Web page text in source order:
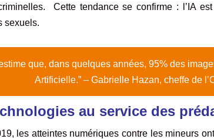
Cette tendance se confirme : l’IA
sexuels.
que, dans quelques années, 95% des
Artificielle.”– Gabrielle Hazan, cheffe de
au service des
les atteintes numériques contre les mineurs